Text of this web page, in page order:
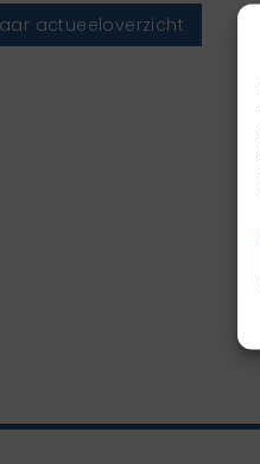
actueeloverzicht